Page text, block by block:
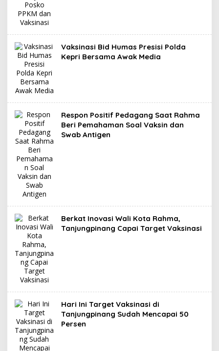
Vaksinasi Bid Humas Presisi Polda
Kepri Bersama Awak Media
Respon Positif Pedagang Saat Rahma
Beri Pemahaman Soal Vaksin dan
Swab Antigen
Berkat Inovasi Wali Kota Rahma,
Tanjungpinang Capai Target Vaksinasi
Hari Ini Target Vaksinasi di
Tanjungpinang Sudah Mencapai 50
Persen